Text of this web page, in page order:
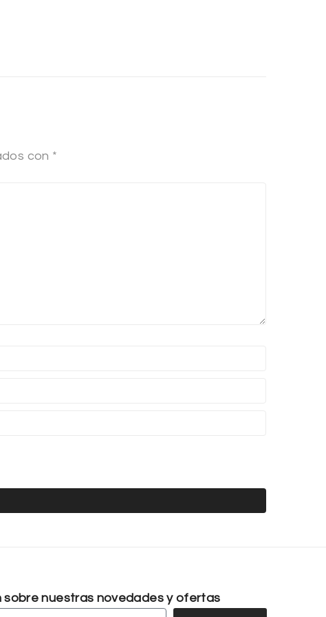
con *
sobre nuestras novedades y ofertas